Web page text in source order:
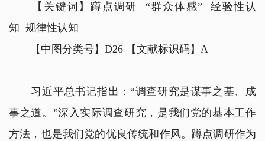
【关键词】蹲点调研 “群众体感” 经验性认
知 规律性认知
【中图分类号】D26 【文献标识码】A
习近平总书记指出：“调查研究是谋事之基、成
事之道。”深入实际调查研究，是我们党的基本工作
方法，也是我们党的优良传统和作风。蹲点调研作为